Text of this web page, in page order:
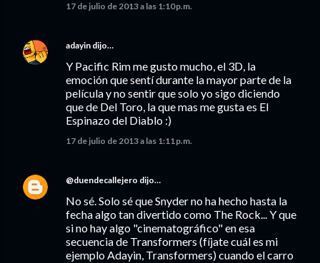
17 de julio de 2013 a las 1:10 p.m.
adayin dijo…
Y Pacific Rim me gusto mucho, el 3D, la
emoción que sentí durante la mayor parte de la
película y no sentir que solo yo sigo diciendo
que de Del Toro, la que mas me gusta es El
Espinazo del Diablo :)
17 de julio de 2013 a las 1:11 p.m.
@duendecallejero dijo…
No sé. Solo sé que Snyder no ha hecho hasta la
fecha algo tan divertido como The Rock... Y que
si no hay algo "cinematográfico" en esa
secuencia de Transformers (fíjate cuál es mi
ejemplo Adayin, Transformers) cuando el carro